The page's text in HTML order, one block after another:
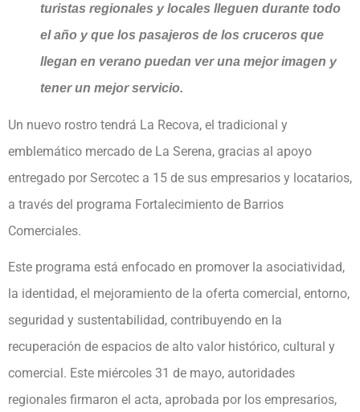
turistas regionales y locales lleguen durante todo
el año y que los pasajeros de los cruceros que
llegan en verano puedan ver una mejor imagen y
tener un mejor servicio.
Un nuevo rostro tendrá La Recova, el tradicional y
emblemático mercado de La Serena, gracias al apoyo
entregado por Sercotec a 15 de sus empresarios y locatarios,
a través del programa Fortalecimiento de Barrios
Comerciales.
Este programa está enfocado en promover la asociatividad,
la identidad, el mejoramiento de la oferta comercial, entorno,
seguridad y sustentabilidad, contribuyendo en la
recuperación de espacios de alto valor histórico, cultural y
comercial. Este miércoles 31 de mayo, autoridades
regionales firmaron el acta, aprobada por los empresarios,